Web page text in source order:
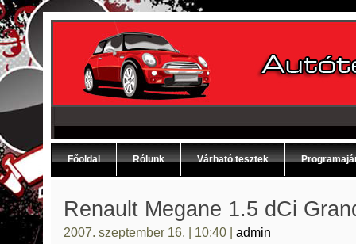
Főoldal Rólunk Várható tesztek
Renault Megane 1.5 dCi
2007. szeptember 16. | 10:40 | admin